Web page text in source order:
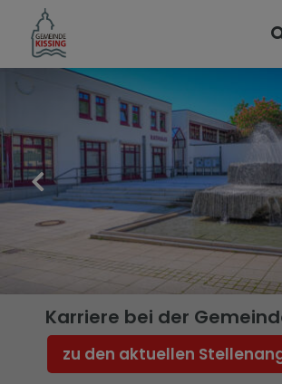
Kinder & Jugend
Kinderbetreuung
Ferienbetreuung
Ferienprogramm
Schulen
Schülerbeförderung
Jugendtreff Saphir
Karriere bei der
zu den aktuellen